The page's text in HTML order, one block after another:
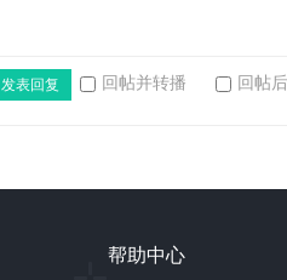
发表回复 回帖并转播 回帖
帮助中心